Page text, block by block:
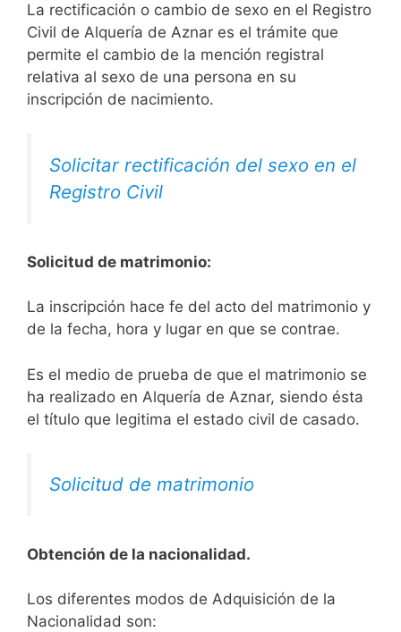
La rectificación o cambio de sexo en el Registro
Civil de Alquería de Aznar es el trámite que
permite el cambio de la mención registral
relativa al sexo de una persona en su
inscripción de nacimiento.
Solicitar rectificación del sexo en el
Registro Civil
Solicitud de matrimonio:
La inscripción hace fe del acto del matrimonio y
de la fecha, hora y lugar en que se contrae.
Es el medio de prueba de que el matrimonio se
ha realizado en Alquería de Aznar, siendo ésta
el título que legitima el estado civil de casado.
Solicitud de matrimonio
Obtención de la nacionalidad.
​​​Los diferentes modos de Adquisición de la
Nacionalidad son: